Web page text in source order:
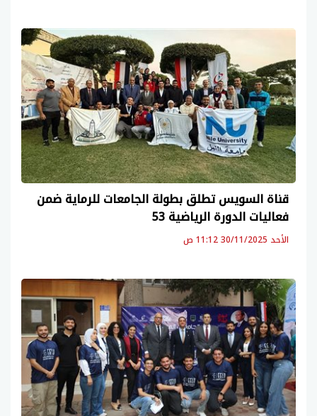
قناة السويس تطلق بطولة الجامعات للرماية ضمن
فعاليات الدورة الرياضية 53
الأحد 30/11/2025 11:12 ص